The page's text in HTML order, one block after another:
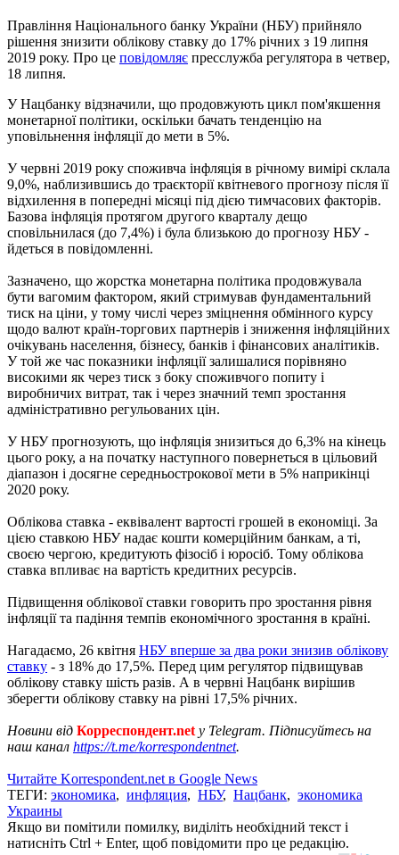
Правління Національного банку України (НБУ) прийняло
рішення знизити облікову ставку до 17% річних з 19 липня
2019 року. Про це повідомляє пресслужба регулятора в четвер,
18 липня.
У Нацбанку відзначили, що продовжують цикл пом'якшення
монетарної політики, оскільки бачать тенденцію на
уповільнення інфляції до мети в 5%.
У червні 2019 року споживча інфляція в річному вимірі склала
9,0%, наблизившись до траєкторії квітневого прогнозу після її
відхилення в попередні місяці під дією тимчасових факторів.
Базова інфляція протягом другого кварталу дещо
сповільнилася (до 7,4%) і була близькою до прогнозу НБУ -
йдеться в повідомленні.
Зазначено, що жорстка монетарна політика продовжувала
бути вагомим фактором, який стримував фундаментальний
тиск на ціни, у тому числі через зміцнення обмінного курсу
щодо валют країн-торгових партнерів і зниження інфляційних
очікувань населення, бізнесу, банків і фінансових аналітиків.
У той же час показники інфляції залишалися порівняно
високими як через тиск з боку споживчого попиту і
виробничих витрат, так і через значний темп зростання
адміністративно регульованих цін.
У НБУ прогнозують, що інфляція знизиться до 6,3% на кінець
цього року, а на початку наступного повернеться в цільовий
діапазон і досягне середньострокової мети в 5% наприкінці
2020 року.
Облікова ставка - еквівалент вартості грошей в економіці. За
цією ставкою НБУ надає кошти комерційним банкам, а ті,
своєю чергою, кредитують фізосіб і юросіб. Тому облікова
ставка впливає на вартість кредитних ресурсів.
Підвищення облікової ставки говорить про зростання рівня
інфляції та падіння темпів економічного зростання в країні.
Нагадаємо, 26 квітня НБУ вперше за два роки знизив облікову
ставку - з 18% до 17,5%. Перед цим регулятор підвищував
облікову ставку шість разів. А в червні Нацбанк вирішив
зберегти облікову ставку на рівні 17,5% річних.
Новини від Корреспондент.net у Telegram. Підписуйтесь на
наш канал https://t.me/korrespondentnet.
Читайте Korrespondent.net в Google News
ТЕГИ: экономика, инфляция, НБУ, Нацбанк, экономика
Украины
Якщо ви помітили помилку, виділіть необхідний текст і
натисніть Ctrl + Enter, щоб повідомити про це редакцію.